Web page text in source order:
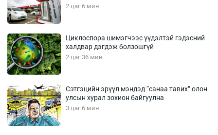
2 цаг 6 мин
Циклоспора шимэгчээс үүдэлтэй гэдэсний
халдвар дэгдэж болзошгүй
2 цаг 36 мин
Сэтгэцийн эрүүл мэндэд “санаа тавих” олон
улсын хурал зохион байгуулна
3 цаг 6 мин